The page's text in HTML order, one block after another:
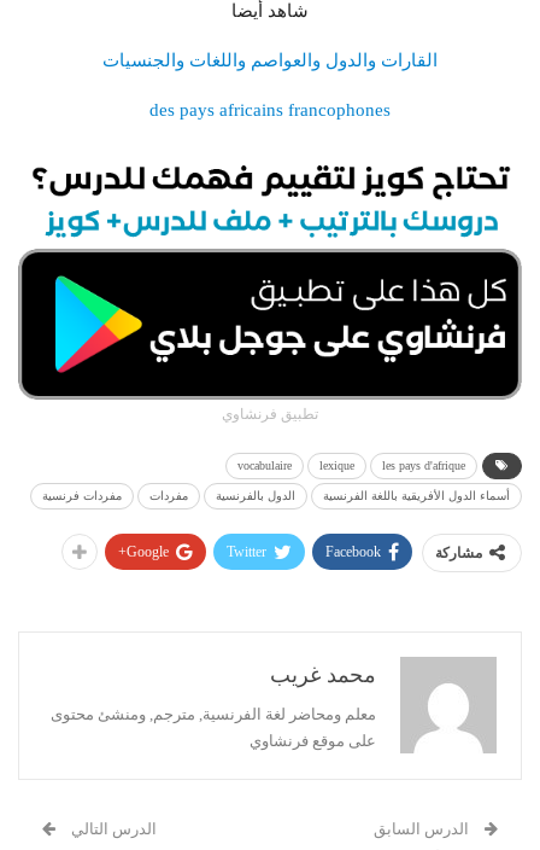
شاهد أيضا
القارات والدول والعواصم واللغات والجنسيات
des pays africains francophones
تطبيق فرنشاوي
les pays d'afrique
lexique
vocabulaire
أسماء الدول الأفريقية باللغة الفرنسية الدول بالفرنسية مفردات مفردات فرنسية
مشاركة Facebook
Twitter
Google+
محمد غريب
معلم ومحاضر لغة الفرنسية, مترجم, ومنشئ محتوى
على موقع فرنشاوي
الدرس السابق الدرس التالي